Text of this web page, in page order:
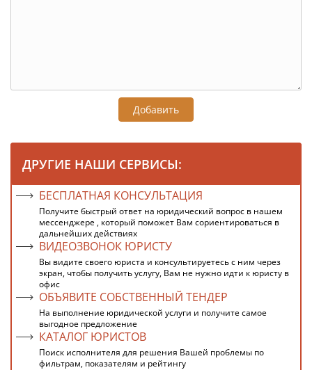
Добавить
ДРУГИЕ НАШИ СЕРВИСЫ:
БЕСПЛАТНАЯ КОНСУЛЬТАЦИЯ
Получите быстрый ответ на юридический вопрос в нашем
мессенджере , который поможет Вам сориентироваться в
дальнейших действиях
ВИДЕОЗВОНОК ЮРИСТУ
Вы видите своего юриста и консультируетесь с ним через
экран, чтобы получить услугу, Вам не нужно идти к юристу в
офис
ОБЪЯВИТЕ СОБСТВЕННЫЙ ТЕНДЕР
На выполнение юридической услуги и получите самое
выгодное предложение
КАТАЛОГ ЮРИСТОВ
Поиск исполнителя для решения Вашей проблемы по
фильтрам, показателям и рейтингу